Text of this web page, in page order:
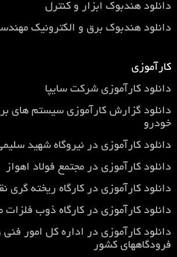
دانلود هندبوک ابزار و کنترل
دانلود هندبوک برق و الکترونیک
کارآموزی
دانلود کارآموزی شرکت سایپا
دانلود گزارش کارآموزی سيستم های
خودرو
دانلود كارآموزي در نيروگاه شهيد
دانلود كارآموزي در مجتمع فولاد اهواز
دانلود كارآموزي در كارگاه ريخته گري
دانلود كارآموزي در كارگاه ذوب فلزات
دانلود كارآموزي در اداره كل امور
فرودگاههاي كشور